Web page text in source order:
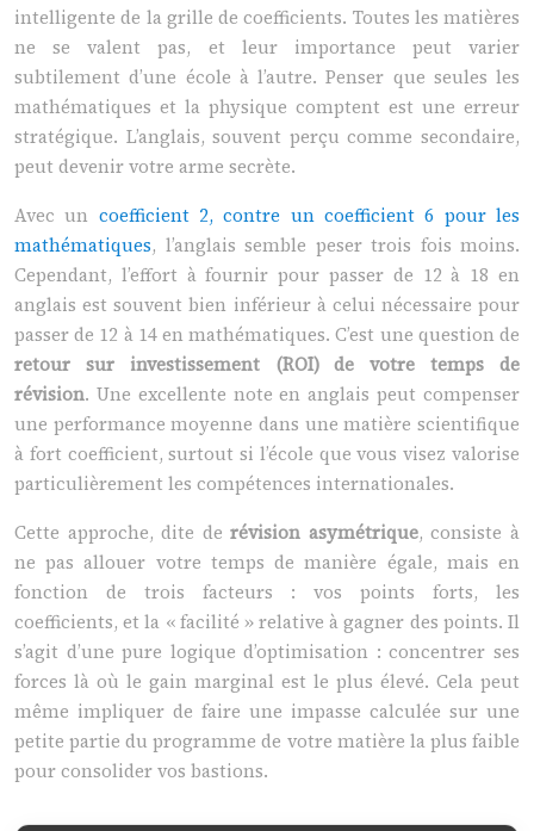
intelligente de la grille de coefficients. Toutes les matières
ne se valent pas, et leur importance peut varier
subtilement d’une école à l’autre. Penser que seules les
mathématiques et la physique comptent est une erreur
stratégique. L’anglais, souvent perçu comme secondaire,
peut devenir votre arme secrète.
Avec un coefficient 2, contre un coefficient 6 pour les
mathématiques, l’anglais semble peser trois fois moins.
Cependant, l’effort à fournir pour passer de 12 à 18 en
anglais est souvent bien inférieur à celui nécessaire pour
passer de 12 à 14 en mathématiques. C’est une question de
retour sur investissement (ROI) de votre temps de
révision. Une excellente note en anglais peut compenser
une performance moyenne dans une matière scientifique
à fort coefficient, surtout si l’école que vous visez valorise
particulièrement les compétences internationales.
Cette approche, dite derévision asymétrique, consiste à
ne pas allouer votre temps de manière égale, mais en
fonction de trois facteurs : vos points forts, les
coefficients, et la « facilité » relative à gagner des points. Il
s’agit d’une pure logique d’optimisation : concentrer ses
forces là où le gain marginal est le plus élevé. Cela peut
même impliquer de faire une impasse calculée sur une
petite partie du programme de votre matière la plus faible
pour consolider vos bastions.